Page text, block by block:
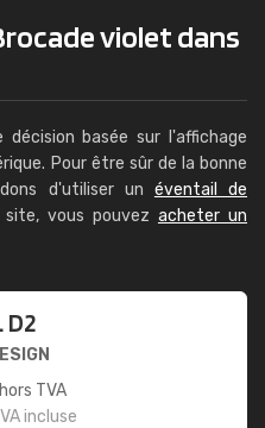
violet dans
basée sur l'affichage
Pour être sûr de la bonne
d'utiliser un éventail de
vous pouvez acheter un
D2
hors TVA
incluse